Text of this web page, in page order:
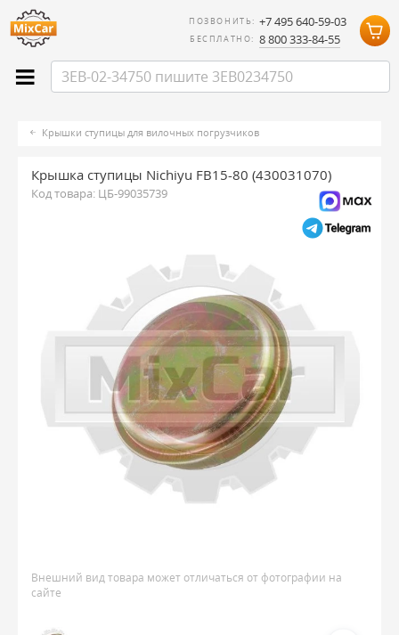
ПОЗВОНИТЬ: +7 495 640-59-03
БЕСПЛАТНО: 8 800 333-84-55
Крышки ступицы для вилочных погрузчиков
Крышка ступицы Nichiyu FB15-80 (430031070)
Код товара: ЦБ-99035739
Внешний вид товара может отличаться от фотографии на
сайте